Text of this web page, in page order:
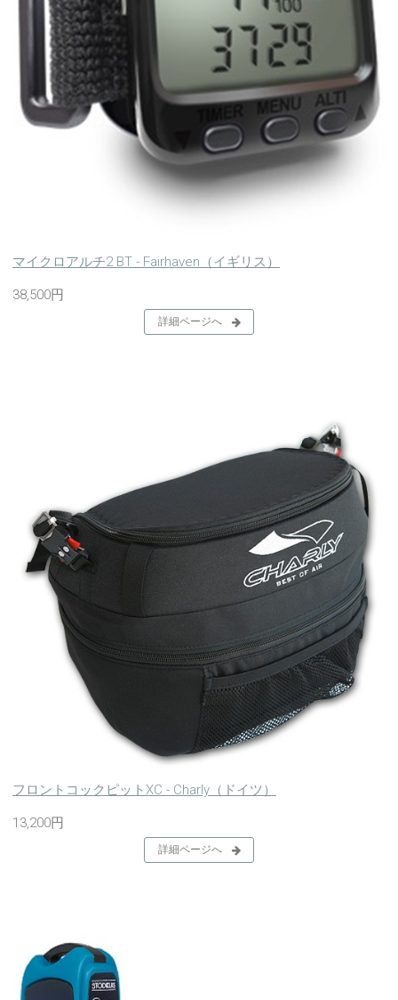
マイクロアルチ2 BT - Fairhaven（イギリス）
38,500円
詳細ページへ
フロントコックピットXC - Charly（ドイツ）
13,200円
詳細ページへ